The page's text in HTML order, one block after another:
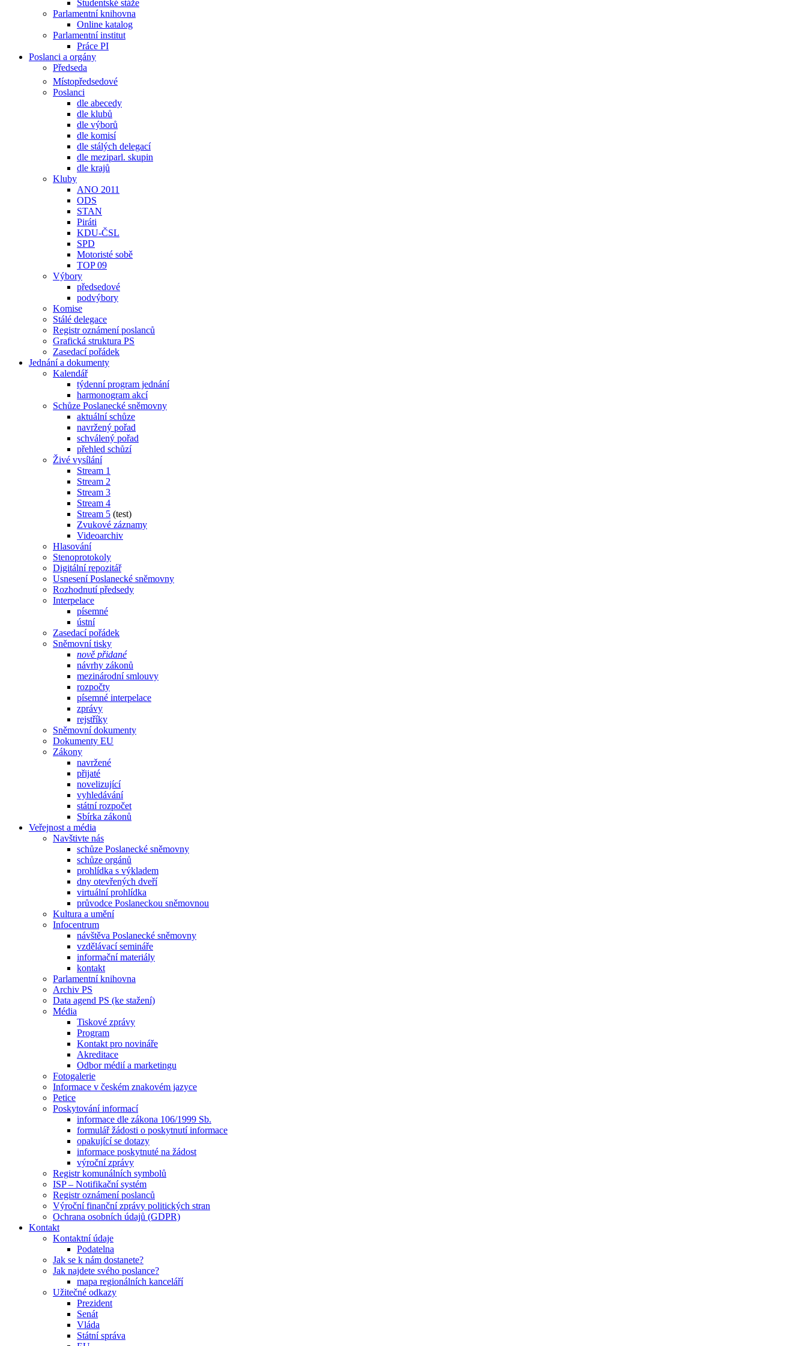
Studentské stáže
Parlamentní knihovna
Online katalog
Parlamentní institut
Práce PI
Poslanci a orgány
Předseda
Místopředsedové
Poslanci
dle abecedy
dle klubů
dle výborů
dle komisí
dle stálých delegací
dle meziparl. skupin
dle krajů
Kluby
ANO 2011
ODS
STAN
Piráti
KDU-ČSL
SPD
Motoristé sobě
TOP 09
Výbory
předsedové
podvýbory
Komise
Stálé delegace
Registr oznámení poslanců
Grafická struktura PS
Zasedací pořádek
Jednání a dokumenty
Kalendář
týdenní program jednání
harmonogram akcí
Schůze Poslanecké sněmovny
aktuální schůze
navržený pořad
schválený pořad
přehled schůzí
Živé vysílání
Stream 1
Stream 2
Stream 3
Stream 4
Stream 5 (test)
Zvukové záznamy
Videoarchiv
Hlasování
Stenoprotokoly
Digitální repozitář
Usnesení Poslanecké sněmovny
Rozhodnutí předsedy
Interpelace
písemné
ústní
Zasedací pořádek
Sněmovní tisky
nově přidané
návrhy zákonů
mezinárodní smlouvy
rozpočty
písemné interpelace
zprávy
rejstříky
Sněmovní dokumenty
Dokumenty EU
Zákony
navržené
přijaté
novelizující
vyhledávání
státní rozpočet
Sbírka zákonů
Veřejnost a média
Navštivte nás
schůze Poslanecké sněmovny
schůze orgánů
prohlídka s výkladem
dny otevřených dveří
virtuální prohlídka
průvodce Poslaneckou sněmovnou
Kultura a umění
Infocentrum
návštěva Poslanecké sněmovny
vzdělávací semináře
informační materiály
kontakt
Parlamentní knihovna
Archiv PS
Data agend PS (ke stažení)
Média
Tiskové zprávy
Program
Kontakt pro novináře
Akreditace
Odbor médií a marketingu
Fotogalerie
Informace v českém znakovém jazyce
Petice
Poskytování informací
informace dle zákona 106/1999 Sb.
formulář žádosti o poskytnutí informace
opakující se dotazy
informace poskytnuté na žádost
výroční zprávy
Registr komunálních symbolů
ISP – Notifikační systém
Registr oznámení poslanců
Výroční finanční zprávy politických stran
Ochrana osobních údajů (GDPR)
Kontakt
Kontaktní údaje
Podatelna
Jak se k nám dostanete?
Jak najdete svého poslance?
mapa regionálních kanceláří
Užitečné odkazy
Prezident
Senát
Vláda
Státní správa